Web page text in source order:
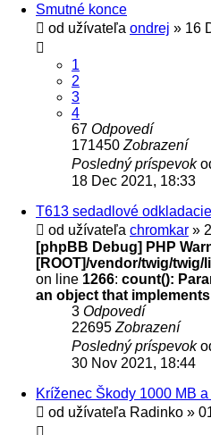
Smutné konce
od užívateľa ondrej » 16
1
2
3
4
67 Odpovedí
171450 Zobrazení
Posledný príspevok
18 Dec 2021, 18:33
T613 sedadlové
od užívateľa chromkar »
[phpBB Debug] PHP
[ROOT]/vendor/twig/
on line 1266: count():
an object that
3 Odpovedí
22695 Zobrazení
Posledný príspevok
30 Nov 2021, 18:44
Kríženec Škody 1000 MB a
od užívateľa Radinko »